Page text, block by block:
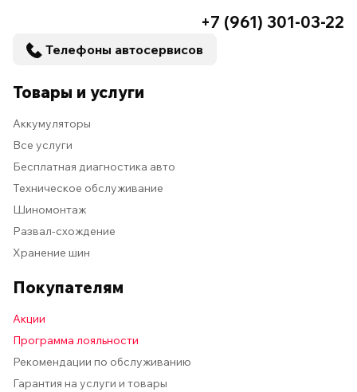
+7 (961) 301-03-22
Телефоны автосервисов
Товары и услуги
Аккумуляторы
Все услуги
Бесплатная диагностика авто
Техническое обслуживание
Шиномонтаж
Развал-схождение
Хранение шин
Покупателям
Акции
Программа лояльности
Рекомендации по обслуживанию
Гарантия на услуги и товары